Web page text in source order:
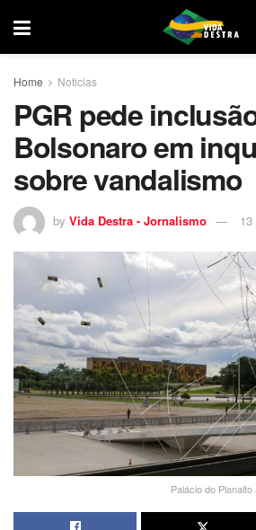
Home Noticias
PGR pede
Bolsonaro em
sobre vandalismo
by Vida Destra - Jornalismo
Palácio do